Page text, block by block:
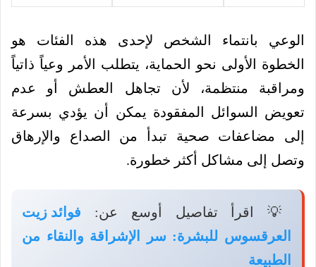
الوعي بانتماء الشخص لإحدى هذه الفئات هو
الخطوة الأولى نحو الحماية، يتطلب الأمر وعياً ذاتياً
ومراقبة منتظمة، لأن تجاهل العطش أو عدم
تعويض السوائل المفقودة يمكن أن يؤدي بسرعة
إلى مضاعفات صحية تبدأ من الصداع والإرهاق
وتصل إلى مشاكل أكثر خطورة.
💡 اقرأ تفاصيل أوسع عن: فوائد زيت
العرقسوس للبشرة: سر الإشراقة والنقاء من
الطبيعة